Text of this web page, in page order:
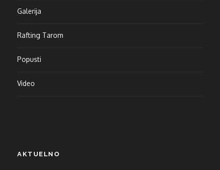
Galerija
Rafting Tarom
Popusti
Video
AKTUELNO